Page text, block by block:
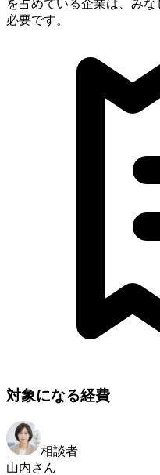
を占めている企業は、み
必要です。
対象になる経費
相談者
山内さん